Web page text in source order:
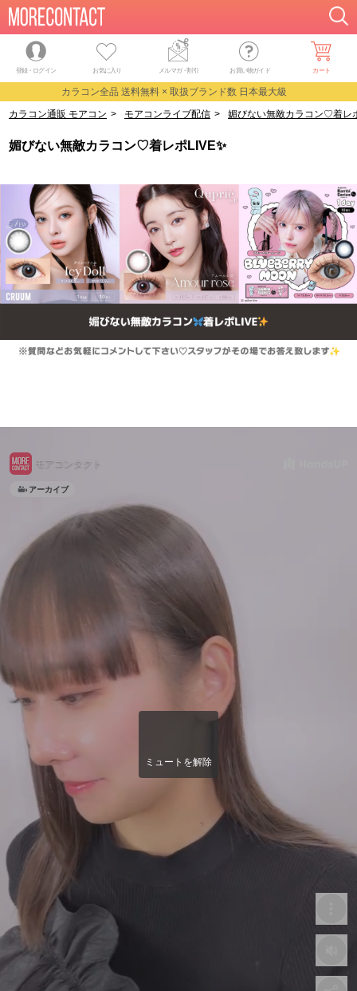
登録・ログイン お気に入り メルマガ・割引 お買い物ガイド カート
カラコン全品 送料無料 × 取扱ブランド数 日本最大級
カラコン通販 モアコン > モアコンライブ配信 > 媚びない無敵カラコン♡着レ
媚びない無敵カラコン♡着レポLIVE✨